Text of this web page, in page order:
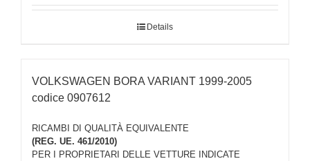
Details
VOLKSWAGEN BORA VARIANT 1999-2005
codice 0907612
RICAMBI DI QUALITÀ EQUIVALENTE
(REG. UE. 461/2010)
PER I PROPRIETARI DELLE VETTURE INDICATE